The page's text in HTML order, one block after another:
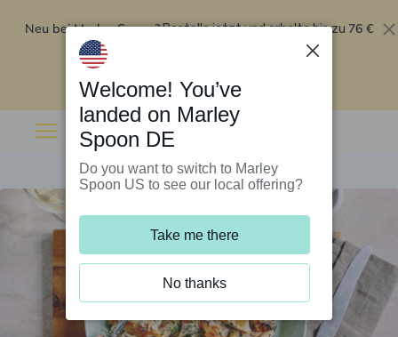
Neu bei Marley Spoon?Bestelle jetzt und erhalte bis zu 76 €
Rabatt auf deine ersten fünf Boxen
Welcome! You’ve
landed on Marley
Spoon DE
Do you want to switch to Marley
Spoon US to see our local offering?
Take me there
No thanks